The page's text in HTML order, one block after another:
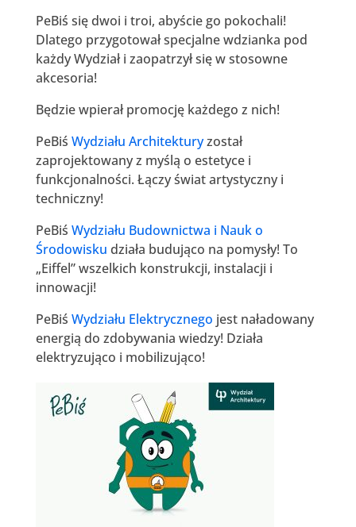
PeBiś się dwoi i troi, abyście go pokochali!
Dlatego przygotował specjalne wdzianka pod
każdy Wydział i zaopatrzył się w stosowne
akcesoria!
Będzie wpierał promocję każdego z nich!
PeBiś Wydziału Architekturyzostał
zaprojektowany z myślą o estetyce i
funkcjonalności. Łączy świat artystyczny i
techniczny!
PeBiś Wydziału Budownictwa i Nauk o
Środowisku działa budująco na pomysły! To
„Eiffel” wszelkich konstrukcji, instalacji i
innowacji!
PeBiś Wydziału Elektrycznego jest naładowany
energią do zdobywania wiedzy! Działa
elektryzująco i mobilizująco!